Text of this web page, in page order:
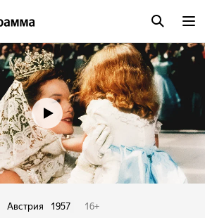
Австрия 1957 16+